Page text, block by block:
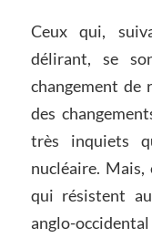
Ceux qui,
délirant, se
changement de
des
très inquiets
nucléaire. Mais,
qui résistent
anglo-